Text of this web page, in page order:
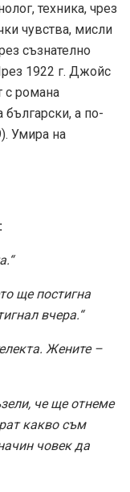
техника, чрез
чувства, мисли
съзнателно
1922 г. Джойс
с романа
български, а по-
Умира на
ще постигна
вчера.“
Жените –
че ще отнеме
какво съм
човек да